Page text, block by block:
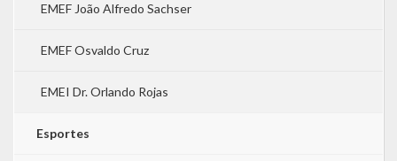
EMEF João Alfredo Sachser
EMEF Osvaldo Cruz
EMEI Dr. Orlando Rojas
Esportes